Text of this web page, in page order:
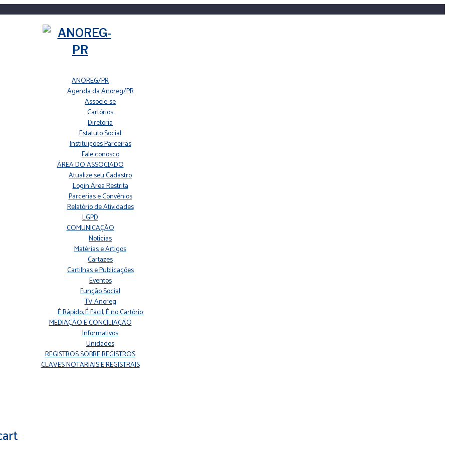
ANOREG/PR
Agenda da Anoreg/PR
Associe-se
Cartórios
Diretoria
Estatuto Social
Instituições Parceiras
Fale conosco
ÁREA DO ASSOCIADO
Atualize seu Cadastro
Login Área Restrita
Parcerias e Convênios
Relatório de Atividades
LGPD
COMUNICAÇÃO
Notícias
Matérias e Artigos
Cartazes
Cartilhas e Publicações
Eventos
Função Social
TV Anoreg
É Rápido, É Fácil, É no Cartório
MEDIAÇÃO E CONCILIAÇÃO
Informativos
Unidades
REGISTROS SOBRE REGISTROS
CLAVES NOTARIAIS E REGISTRAIS